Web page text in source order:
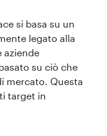
si basa su un
legato alla
aziende
su ciò che
mercato. Questa
target in